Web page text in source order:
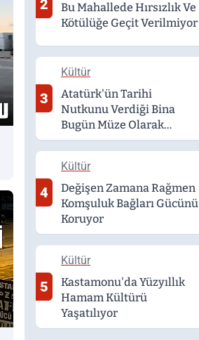
2
Bu Mahallede Hırsızlık Ve
Kötülüğe Geçit Verilmiyor
3
Kültür
Atatürk'ün Tarihi
Nutkunu Verdiği Bina
Bugün Müze Olarak
Hizmet Veriyor
4
Kültür
Değişen Zamana Rağmen
Komşuluk Bağları Gücünü
Koruyor
5
Kültür
Kastamonu'da Yüzyıllık
Hamam Kültürü
Yaşatılıyor